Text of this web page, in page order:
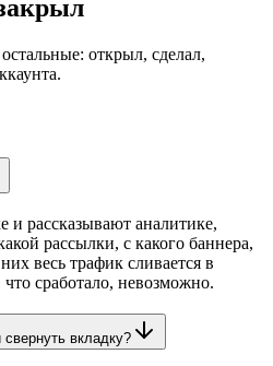
открыл, сделал,
рассказывают аналитике,
рассылки, с какого баннера,
весь трафик сливается в
сработало, невозможно.
вкладку?